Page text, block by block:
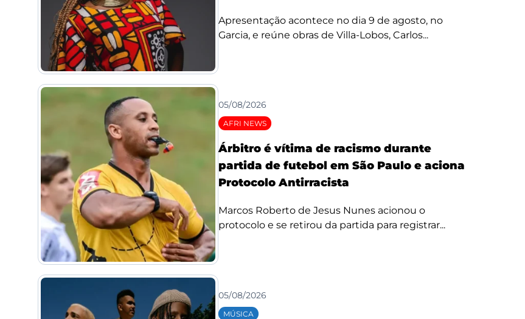
Apresentação acontece no dia 9 de agosto, no
Garcia, e reúne obras de Villa-Lobos, Carlos...
05/08/2026
AFRI NEWS
Árbitro é vítima de racismo durante
partida de futebol em São Paulo e aciona
Protocolo Antirracista
Marcos Roberto de Jesus Nunes acionou o
protocolo e se retirou da partida para registrar...
05/08/2026
MÚSICA